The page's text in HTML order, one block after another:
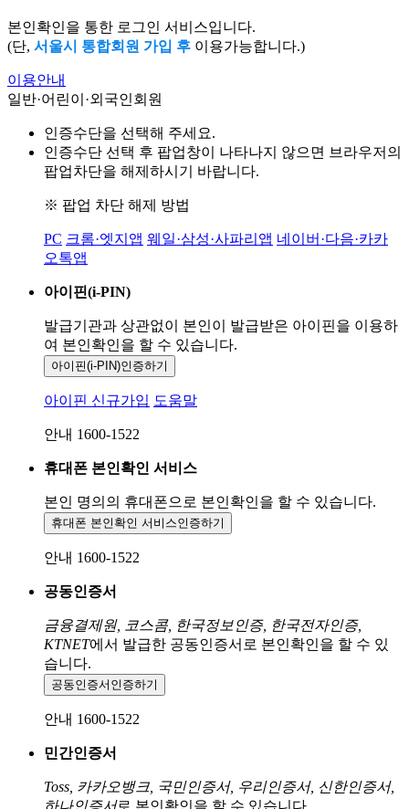
본인확인을 통한 로그인 서비스입니다.
(단, 서울시 통합회원 가입 후 이용가능합니다.)
이용안내
일반·어린이·외국인회원
인증수단을 선택해 주세요.
인증수단 선택 후 팝업창이 나타나지 않으면 브라우저의
팝업차단을 해제하시기 바랍니다.
※ 팝업 차단 해제 방법
PC 크롬·엣지앱 웨일·삼성·사파리앱 네이버·다음·카카
오톡앱
아이핀(i-PIN)
발급기관과 상관없이 본인이 발급받은 아이핀을 이용하
여 본인확인을 할 수 있습니다.
아이핀(i-PIN)인증하기
아이핀 신규가입 도움말
안내 1600-1522
휴대폰 본인확인 서비스
본인 명의의 휴대폰으로 본인확인을 할 수 있습니다.
휴대폰 본인확인 서비스인증하기
안내 1600-1522
공동인증서
금융결제원, 코스콤, 한국정보인증, 한국전자인증,
KTNET에서 발급한 공동인증서로 본인확인을 할 수 있
습니다.
공동인증서 인증하기
안내 1600-1522
민간인증서
Toss, 카카오뱅크, 국민인증서, 우리인증서, 신한인증서,